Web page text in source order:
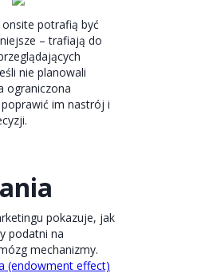
potrafią być
– trafiają do
nie planowali
ograniczona
im nastrój i
pokazuje, jak
podatni na
mechanizmy.
(endowment effect)